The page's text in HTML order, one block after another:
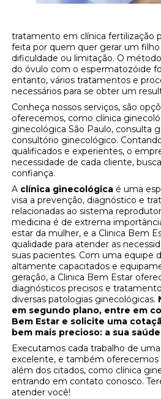
tratamento em clínica fertilização
feita por quem quer gerar um
dificuldade ou limitação. O
do óvulo com o espermatozóide
entanto, vários tratamentos e
necessários para se obter um
Conheça nossos serviços, são
oferecemos, como clínica
ginecológica São Paulo, consulta
consultório ginecológico.
qualificados e experientes, o
necessidade de cada cliente,
confiança.
A clínica ginecológica é uma
visa a prevenção, diagnóstico e
relacionadas ao sistema
medicina é de extrema
estar da mulher, e a Clinica Bem
qualidade para atender as
suas pacientes. Com uma equipe
altamente capacitados e
geração, a Clinica Bem Estar
diagnósticos precisos e
diversas patologias ginecológicas.
em segundo plano, entre em
Bem Estar e solicite uma
bem mais precioso: a sua
Executamos cada trabalho de
excelente, e também oferecemos
além dos citados, como clínica
entrando em contato conosco.
atender você!